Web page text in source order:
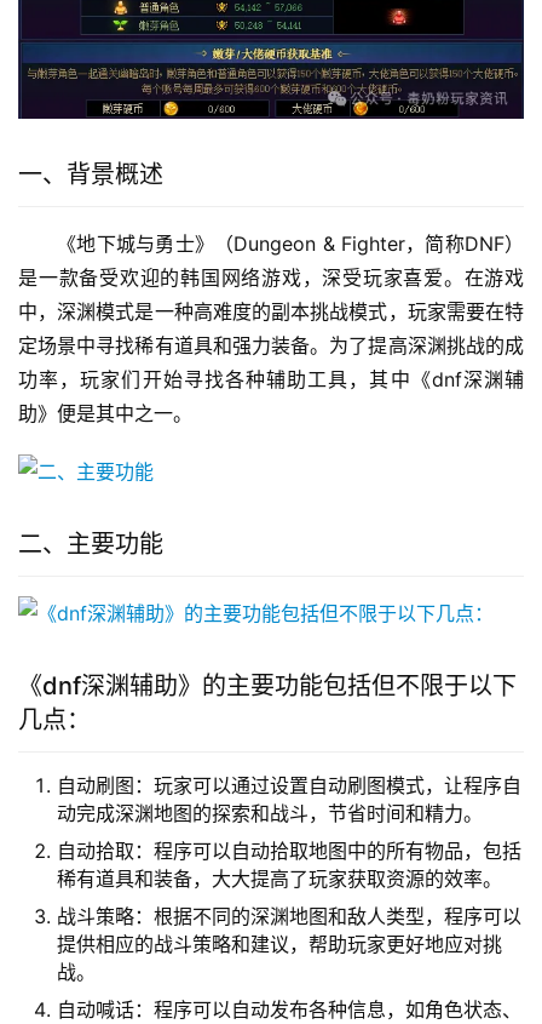
一、背景概述
《地下城与勇士》（Dungeon & Fighter，简称DNF）
是一款备受欢迎的韩国网络游戏，深受玩家喜爱。在游戏
中，深渊模式是一种高难度的副本挑战模式，玩家需要在特
定场景中寻找稀有道具和强力装备。为了提高深渊挑战的成
功率，玩家们开始寻找各种辅助工具，其中《dnf深渊辅
助》便是其中之一。
二、主要功能
《dnf深渊辅助》的主要功能包括但不限于以下
几点：
自动刷图：玩家可以通过设置自动刷图模式，让程序自
动完成深渊地图的探索和战斗，节省时间和精力。
自动拾取：程序可以自动拾取地图中的所有物品，包括
稀有道具和装备，大大提高了玩家获取资源的效率。
战斗策略：根据不同的深渊地图和敌人类型，程序可以
提供相应的战斗策略和建议，帮助玩家更好地应对挑
战。
自动喊话：程序可以自动发布各种信息，如角色状态、